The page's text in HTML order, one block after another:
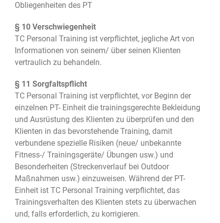
Obliegenheiten des PT
§ 10 Verschwiegenheit
TC Personal Training ist verpflichtet, jegliche Art von
Informationen von seinem/ über seinen Klienten
vertraulich zu behandeln.
§ 11 Sorgfaltspflicht
TC Personal Training ist verpflichtet, vor Beginn der
einzelnen PT- Einheit die trainingsgerechte Bekleidung
und Ausrüstung des Klienten zu überprüfen und den
Klienten in das bevorstehende Training, damit
verbundene spezielle Risiken (neue/ unbekannte
Fitness-/ Trainingsgeräte/ Übungen usw.) und
Besonderheiten (Streckenverlauf bei Outdoor
Maßnahmen usw.) einzuweisen. Während der PT-
Einheit ist TC Personal Training verpflichtet, das
Trainingsverhalten des Klienten stets zu überwachen
und, falls erforderlich, zu korrigieren.